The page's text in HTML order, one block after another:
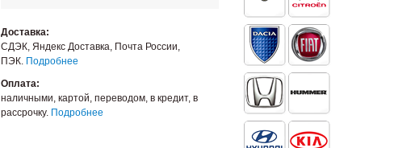
Доставка:
СДЭК, Яндекс Доставка, Почта России,
ПЭК. Подробнее
Оплата:
наличными, картой, переводом, в кредит, в
рассрочку. Подробнее